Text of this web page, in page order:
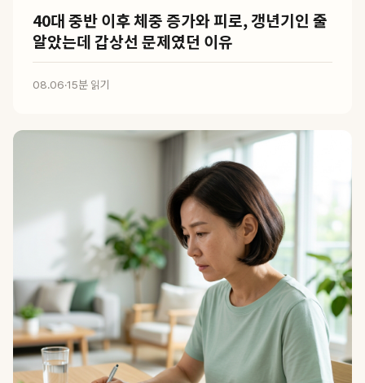
40대 중반 이후 체중 증가와 피로, 갱년기인 줄
알았는데 갑상선 문제였던 이유
08.06·15분 읽기